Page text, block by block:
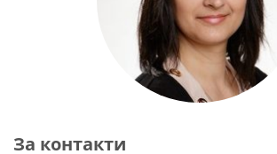
За контакти